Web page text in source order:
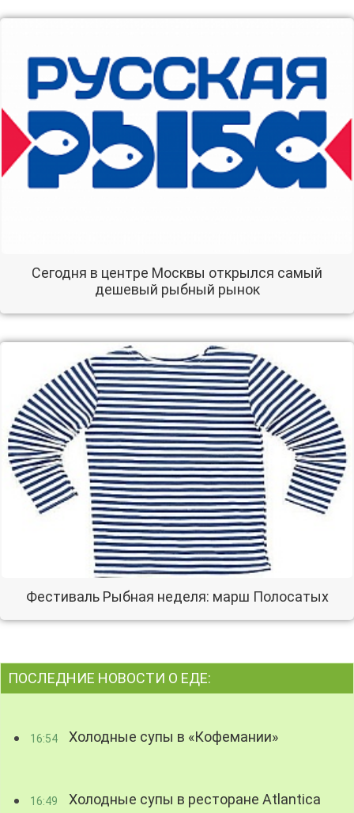
Сегодня в центре Москвы открылся самый
дешевый рыбный рынок
Фестиваль Рыбная неделя: марш Полосатых
ПОСЛЕДНИЕ НОВОСТИ О ЕДЕ:
16:54 Холодные супы в «Кофемании»
16:49 Холодные супы в ресторане Atlantica